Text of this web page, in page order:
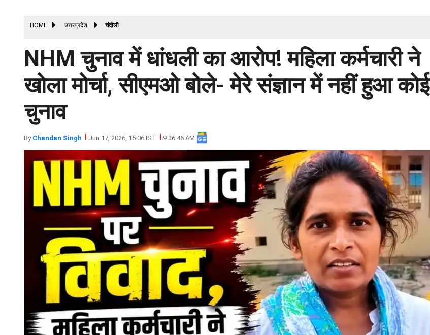
HOME उत्तरप्रदेश चंदौली
NHM चुनाव में धांधली का आरोप! महिला कर्मचारी ने
खोला मोर्चा, सीएमओ बोले- मेरे संज्ञान में नहीं हुआ कोई
चुनाव
By Chandan Singh Jun 17, 2026, 15:06 IST 9:36:46 AM